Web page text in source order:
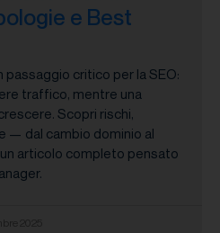
e Best
passaggio critico per la SEO:
traffico, mentre una
Scopri rischi,
— dal cambio dominio al
articolo completo pensato